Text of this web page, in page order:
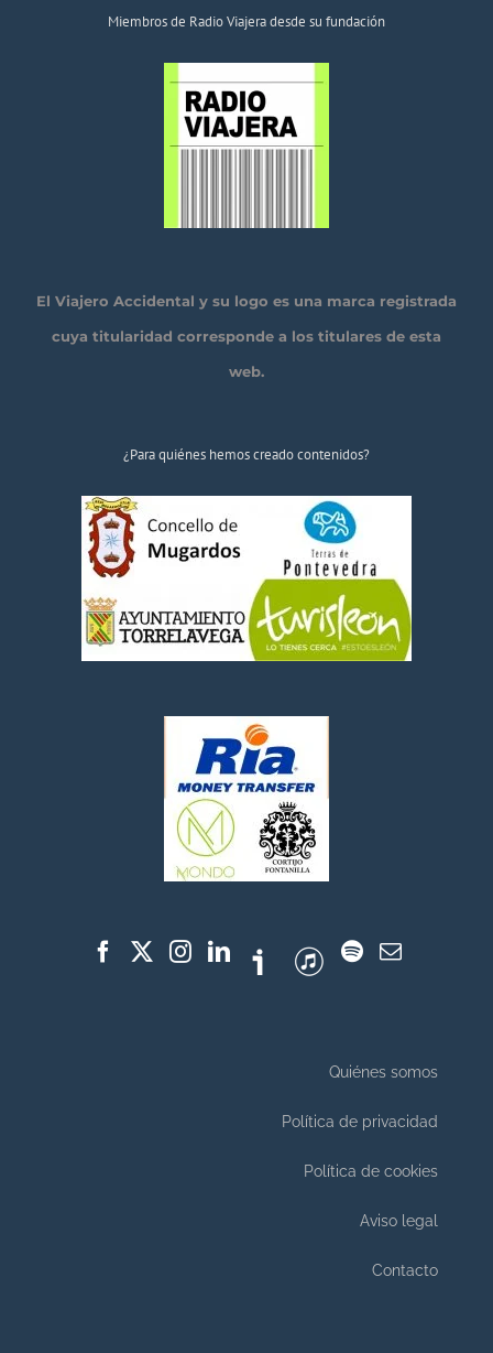
Miembros de Radio Viajera desde su fundación
El Viajero Accidental y su logo es una marca registrada
cuya titularidad corresponde a los titulares de esta
web.
¿Para quiénes hemos creado contenidos?
Quiénes somos
Política de privacidad
Política de cookies
Aviso legal
Contacto